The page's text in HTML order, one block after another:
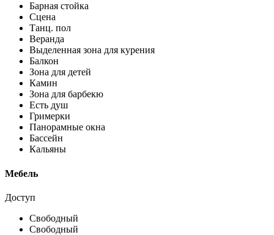
Барная стойка
Сцена
Танц. пол
Веранда
Выделенная зона для курения
Балкон
Зона для детей
Камин
Зона для барбекю
Есть душ
Гримерки
Панорамные окна
Бассейн
Кальяны
Мебель
Доступ
Свободный
Свободный